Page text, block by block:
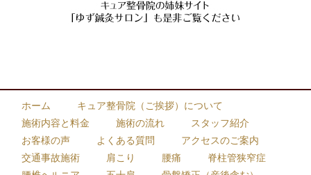
ホーム
キュア整骨院（ご挨拶）について
施術内容と料金
施術の流れ
スタッフ紹介
お客様の声
よくある質問
アクセスのご案内
交通事故施術
肩こり 腰痛
脊柱管狭窄症